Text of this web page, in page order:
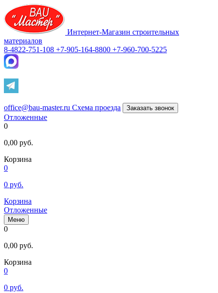
Интернет-Магазин строительных
материалов
8-4822-751-108 +7-905-164-8800 +7-960-700-5225
office@bau-master.ru Схема проезда Заказать звонок
Отложенные
0
0,00 руб.
Корзина
0
0 руб.
Корзина
Отложенные
Меню
0
0,00 руб.
Корзина
0
0 руб.